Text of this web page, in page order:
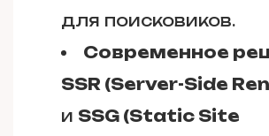
для поисковиков.
Современное
SSR (Server-Side
и SSG (Static Site